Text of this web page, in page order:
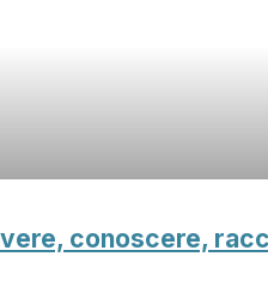
conoscere,